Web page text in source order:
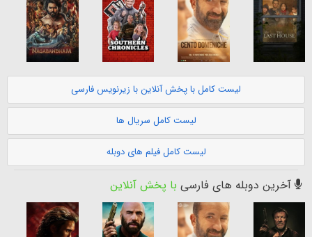
لیست کامل با پخش آنلاین با زیرنویس فارسی
لیست کامل سریال ها
لیست کامل فیلم های دوبله
آخرین دوبله های فارسی با پخش آنلاین